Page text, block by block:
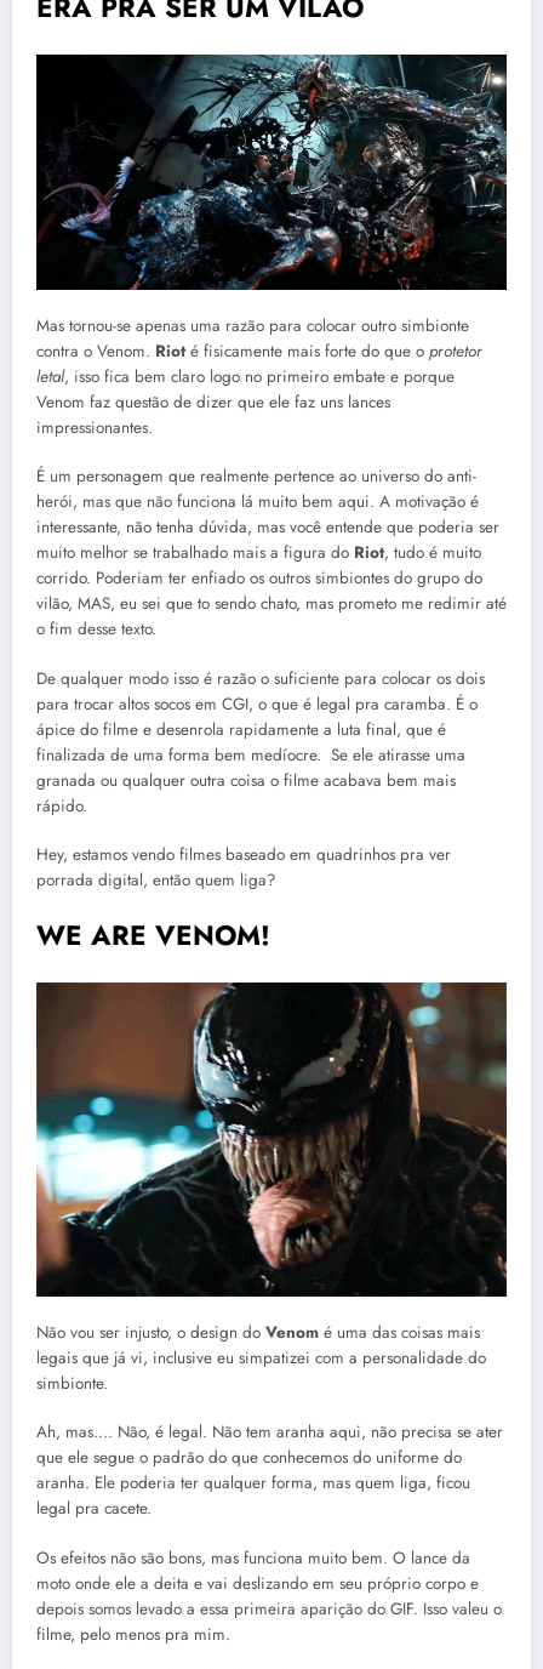
Mas tornou-se apenas uma razão para colocar outro simbionte
contra o Venom. Rioté fisicamente mais forte do que o protetor
letal, isso fica bem claro logo no primeiro embate e porque
Venom faz questão de dizer que ele faz uns lances
impressionantes.
É um personagem que realmente pertence ao universo do anti-
herói, mas que não funciona lá muito bem aqui. A motivação é
interessante, não tenha dúvida, mas você entende que poderia ser
muito melhor se trabalhado mais a figura do Riot, tudo é muito
corrido. Poderiam ter enfiado os outros simbiontes do grupo do
vilão, MAS, eu sei que to sendo chato, mas prometo me redimir até
o fim desse texto.
De qualquer modo isso é razão o suficiente para colocar os dois
para trocar altos socos em CGI, o que é legal pra caramba. É o
ápice do filme e desenrola rapidamente a luta final, que é
finalizada de uma forma bem medíocre. Se ele atirasse uma
granada ou qualquer outra coisa o filme acabava bem mais
rápido.
Hey, estamos vendo filmes baseado em quadrinhos pra ver
porrada digital, então quem liga?
WE ARE VENOM!
Não vou ser injusto, o design do Venom é uma das coisas mais
legais que já vi, inclusive eu simpatizei com a personalidade do
simbionte.
Ah, mas…. Não, é legal. Não tem aranha aqui, não precisa se ater
que ele segue o padrão do que conhecemos do uniforme do
aranha. Ele poderia ter qualquer forma, mas quem liga, ficou
legal pra cacete.
Os efeitos não são bons, mas funciona muito bem. O lance da
moto onde ele a deita e vai deslizando em seu próprio corpo e
depois somos levado a essa primeira aparição do GIF. Isso valeu o
filme, pelo menos pra mim.